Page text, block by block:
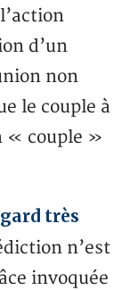
d’un
non
le couple à
« couple »
très
n’est
invoquée